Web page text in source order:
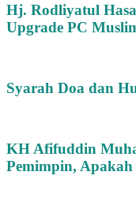
Hj. Rodliyatul
Upgrade PC
Syarah Doa dan
KH Afifuddin
Pemimpin,